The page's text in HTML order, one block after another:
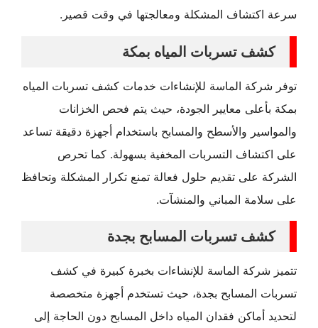
سرعة اكتشاف المشكلة ومعالجتها في وقت قصير.
كشف تسربات المياه بمكة
توفر شركة الماسة للإنشاءات خدمات كشف تسربات المياه
بمكة بأعلى معايير الجودة، حيث يتم فحص الخزانات
والمواسير والأسطح والمسابح باستخدام أجهزة دقيقة تساعد
على اكتشاف التسربات المخفية بسهولة. كما تحرص
الشركة على تقديم حلول فعالة تمنع تكرار المشكلة وتحافظ
على سلامة المباني والمنشآت.
كشف تسربات المسابح بجدة
تتميز شركة الماسة للإنشاءات بخبرة كبيرة في كشف
تسربات المسابح بجدة، حيث تستخدم أجهزة متخصصة
لتحديد أماكن فقدان المياه داخل المسابح دون الحاجة إلى